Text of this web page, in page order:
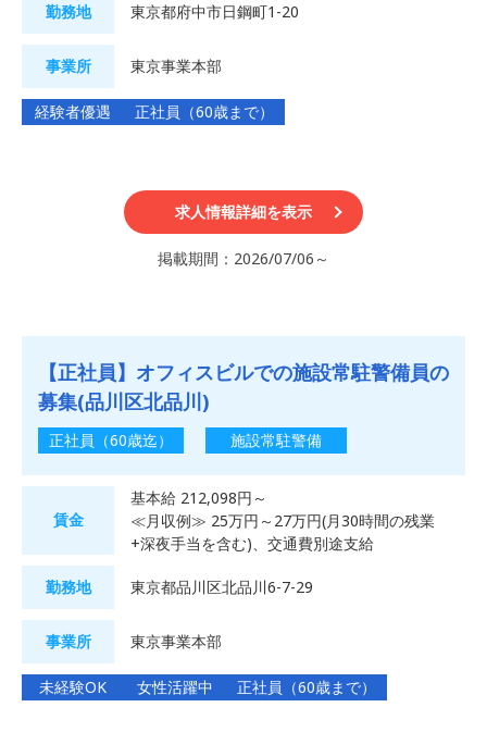
経験者優遇 正社員（60歳まで）
勤務地 東京都府中市日鋼町1-20
事業所 東京事業本部
求人情報詳細を表示
掲載期間：2026/07/06～
【正社員】オフィスビルでの施設常駐警備員の
募集(品川区北品川)
正社員（60歳迄） 施設常駐警備
未経験OK 女性活躍中 正社員（60歳まで）
賃金
基本給 212,098円～
≪月収例≫ 25万円～27万円(月30時間の残業
+深夜手当を含む)、交通費別途支給
勤務地 東京都品川区北品川6-7-29
事業所 東京事業本部